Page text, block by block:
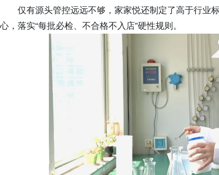
仅有源头管控远远不够，家家悦还制定了高于行业
心，落实“每批必检、不合格不入店”硬性规则。